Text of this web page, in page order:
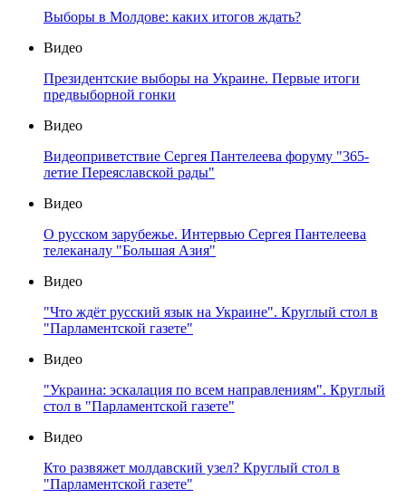
Выборы в Молдове: каких итогов ждать?
Видео
Президентские выборы на Украине. Первые итоги
предвыборной гонки
Видео
Видеоприветствие Сергея Пантелеева форуму "365-
летие Переяславской рады"
Видео
О русском зарубежье. Интервью Сергея Пантелеева
телеканалу "Большая Азия"
Видео
"Что ждёт русский язык на Украине". Круглый стол в
"Парламентской газете"
Видео
"Украина: эскалация по всем направлениям". Круглый
стол в "Парламентской газете"
Видео
Кто развяжет молдавский узел? Круглый стол в
"Парламентской газете"